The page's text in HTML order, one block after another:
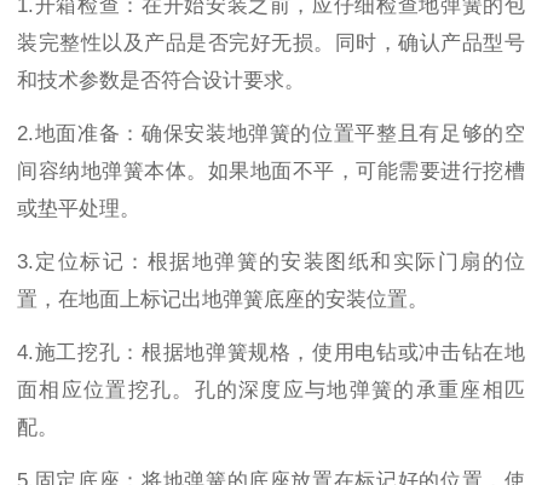
1.开箱检查：在开始安装之前，应仔细检查地弹簧的包
装完整性以及产品是否完好无损。同时，确认产品型号
和技术参数是否符合设计要求。
2.地面准备：确保安装地弹簧的位置平整且有足够的空
间容纳地弹簧本体。如果地面不平，可能需要进行挖槽
或垫平处理。
3.定位标记：根据地弹簧的安装图纸和实际门扇的位
置，在地面上标记出地弹簧底座的安装位置。
4.施工挖孔：根据地弹簧规格，使用电钻或冲击钻在地
面相应位置挖孔。孔的深度应与地弹簧的承重座相匹
配。